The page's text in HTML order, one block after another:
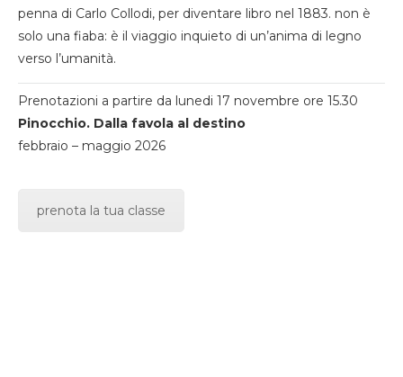
penna di Carlo Collodi, per diventare libro nel 1883. non è
solo una fiaba: è il viaggio inquieto di un’anima di legno
verso l’umanità.
Prenotazioni a partire da lunedi 17 novembre ore 15.30
Pinocchio. Dalla favola al destino
febbraio – maggio 2026
prenota la tua classe